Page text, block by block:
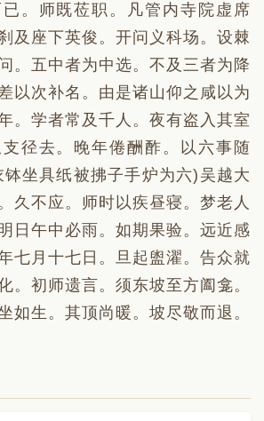
。师既莅职。凡管内寺院虚席
及座下英俊。开问义科场。设棘
。五中者为中选。不及三者为降
以次补名。由是诸山仰之咸以为
。学者常及千人。夜有盗入其室
径去。晚年倦酬酢。以六事随
坐具纸被拂子手炉为六)吴越大
久不应。师时以疾昼寝。梦老人
日午中必雨。如期果验。远近感
七月十七日。旦起盥濯。告众就
。初师遗言。须东坡至方阖龛。
如生。其顶尚暖。坡尽敬而退。